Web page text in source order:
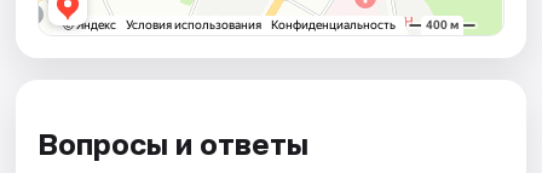
Вопросы и ответы